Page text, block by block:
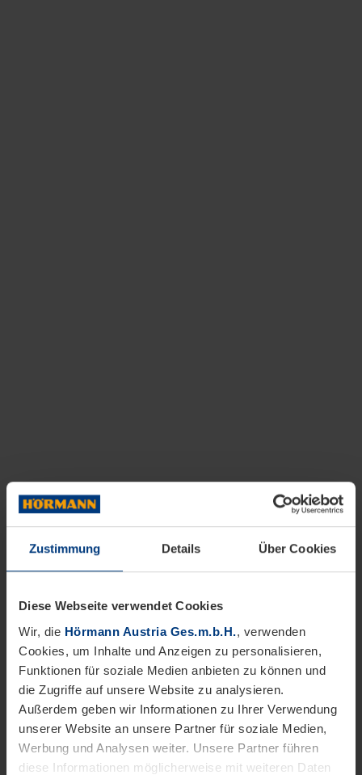
Zustimmung Details Über Cookies
Diese Webseite verwendet Cookies
Wir, die Hörmann Austria Ges.m.b.H., verwenden
Cookies, um Inhalte und Anzeigen zu personalisieren,
Funktionen für soziale Medien anbieten zu können und
die Zugriffe auf unsere Website zu analysieren.
Außerdem geben wir Informationen zu Ihrer Verwendung
unserer Website an unsere Partner für soziale Medien,
Werbung und Analysen weiter. Unsere Partner führen
diese Informationen möglicherweise mit weiteren Daten